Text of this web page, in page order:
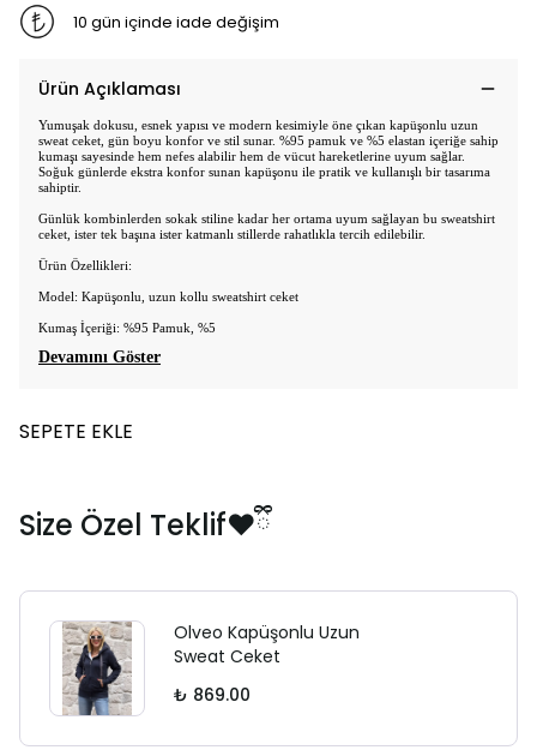
10 gün içinde iade değişim
Ürün Açıklaması
Yumuşak dokusu, esnek yapısı ve modern kesimiyle öne çıkan kapüşonlu uzun
sweat ceket, gün boyu konfor ve stil sunar. %95 pamuk ve %5 elastan içeriğe sahip
kumaşı sayesinde hem nefes alabilir hem de vücut hareketlerine uyum sağlar.
Soğuk günlerde ekstra konfor sunan kapüşonu ile pratik ve kullanışlı bir tasarıma
sahiptir.
Günlük kombinlerden sokak stiline kadar her ortama uyum sağlayan bu sweatshirt
ceket, ister tek başına ister katmanlı stillerde rahatlıkla tercih edilebilir.
Ürün Özellikleri:
Model: Kapüşonlu, uzun kollu sweatshirt ceket
Kumaş İçeriği: %95 Pamuk, %5
Devamını Göster
SEPETE EKLE
Size Özel Teklif❤️ྀི
Olveo Kapüşonlu Uzun
Sweat Ceket
₺ 869.00